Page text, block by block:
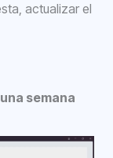
actualizar el
semana